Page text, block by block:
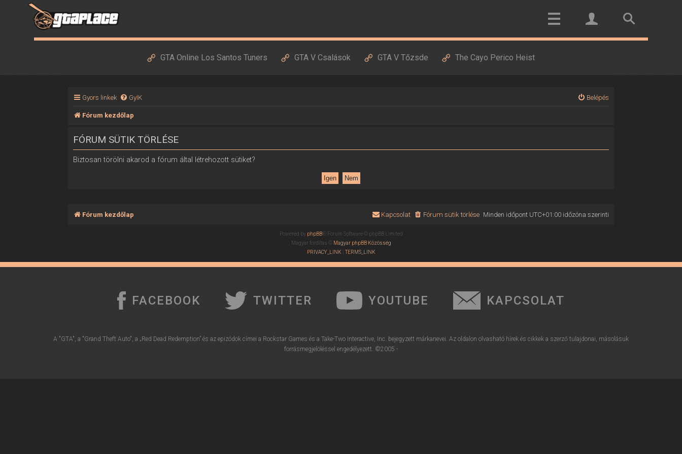
GTA Online Los Santos Tuners GTA V Csalások GTA V Tőzsde The Cayo Perico Heist
Gyors linkek GyIK Belépés
Fórum kezdőlap
FÓRUM SÜTIK TÖRLÉSE
Biztosan törölni akarod a fórum által létrehozott sütiket?
Fórum kezdőlap Minden időpont UTC+01:00időzóna szerinti
Fórum sütik törlése
Kapcsolat
Powered by phpBB® Forum Software © phpBB Limited
Magyar fordítás © Magyar phpBB Közösség
PRIVACY_LINK |TERMS_LINK
FACEBOOK TWITTER YOUTUBE KAPCSOLAT
A "GTA", a "Grand Theft Auto", a „Red Dead Redemption” és az epizódok címei a Rockstar Games és a Take-Two Interactive, Inc. bejegyzett márkanevei. Az oldalon olvasható hírek és cikkek a szerző tulajdonai, másolásuk
forrásmegjelöléssel engedélyezett. ©2005 -